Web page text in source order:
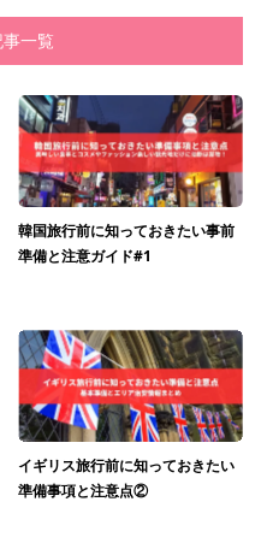
一覧
韓国旅行前に知っておきたい事前
準備と注意ガイド#1
イギリス旅行前に知っておきたい
準備事項と注意点②